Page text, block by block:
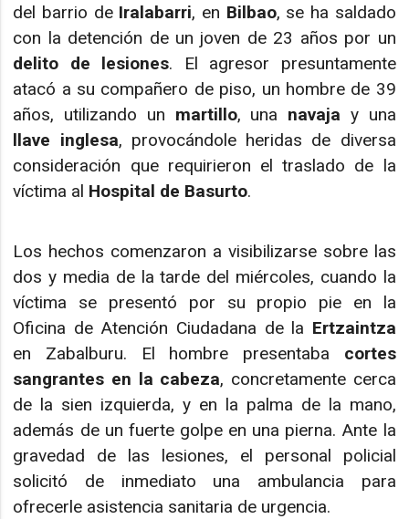
del barrio de Iralabarri, en Bilbao, se ha saldado
con la detención de un joven de 23 años por un
delito de lesiones. El agresor presuntamente
atacó a su compañero de piso, un hombre de 39
años, utilizando un martillo, una navaja y una
llave inglesa, provocándole heridas de diversa
consideración que requirieron el traslado de la
víctima al Hospital de Basurto.
Los hechos comenzaron a visibilizarse sobre las
dos y media de la tarde del miércoles, cuando la
víctima se presentó por su propio pie en la
Oficina de Atención Ciudadana de la Ertzaintza
en Zabalburu. El hombre presentaba cortes
sangrantes en la cabeza, concretamente cerca
de la sien izquierda, y en la palma de la mano,
además de un fuerte golpe en una pierna. Ante la
gravedad de las lesiones, el personal policial
solicitó de inmediato una ambulancia para
ofrecerle asistencia sanitaria de urgencia.